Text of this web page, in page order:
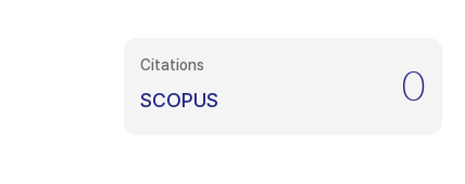
Citations
SCOPUS 0